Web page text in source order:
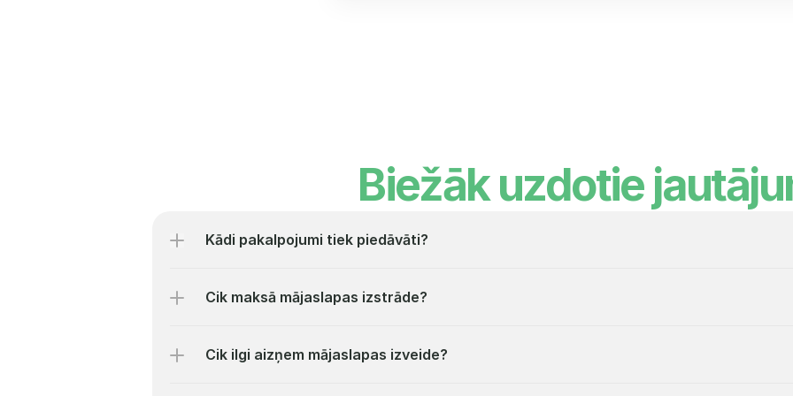
Biežāk uzdotie
Kādi pakalpojumi tiek piedāvāti?
Cik maksā mājaslapas izstrāde?
Cik ilgi aizņem mājaslapas izveide?